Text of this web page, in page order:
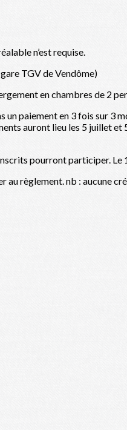
n’est requise.
TGV de Vendôme)
en chambres de 2
un paiement en 3 fois sur 3
auront lieu les 5 juillet
pourront participer.
règlement. nb : aucune